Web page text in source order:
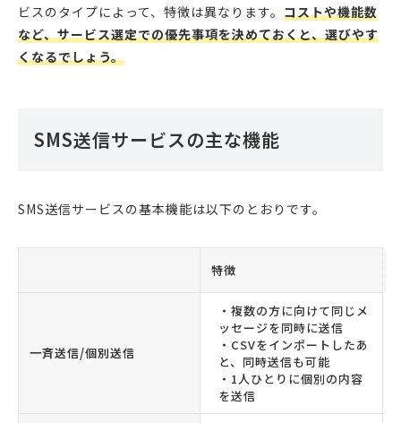
ビスのタイプによって、特徴は異なります。 コストや機能数
など、サービス選定での優先事項を決めておくと、選びやす
くなるでしょう。
SMS送信サービスの主な機能
SMS送信サービスの基本機能は以下のとおりです。
特徴
一斉送信/個別送信
・複数の方に向けて同じメ
ッセージを同時に送信
・CSVをインポートしたあ
と、同時送信も可能
・1人ひとりに個別の内容
を送信